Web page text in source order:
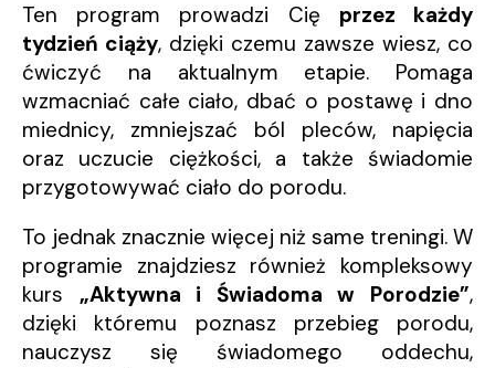
Ten program prowadzi Cię przez każdy
tydzień ciąży, dzięki czemu zawsze wiesz, co
ćwiczyć na aktualnym etapie. Pomaga
wzmacniać całe ciało, dbać o postawę i dno
miednicy, zmniejszać ból pleców, napięcia
oraz uczucie ciężkości, a także świadomie
przygotowywać ciało do porodu.
To jednak znacznie więcej niż same treningi. W
programie znajdziesz również kompleksowy
kurs „Aktywna i Świadoma w Porodzie”,
dzięki któremu poznasz przebieg porodu,
nauczysz się świadomego oddechu,